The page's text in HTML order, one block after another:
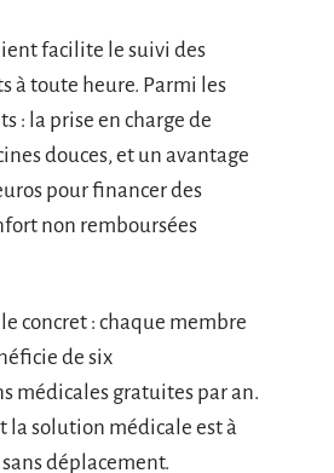
facilite le suivi des
à toute heure. Parmi les
: la prise en charge de
douces, et un avantage
pour financer des
non remboursées
concret : chaque membre
de six
médicales gratuites par an.
la solution médicale est à
déplacement.